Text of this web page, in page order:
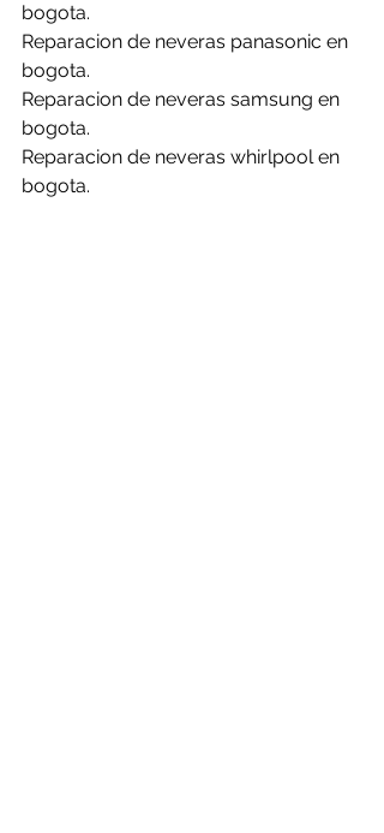
bogota.
Reparacion de neveras panasonic en
bogota.
Reparacion de neveras samsung en
bogota.
Reparacion de neveras whirlpool en
bogota.